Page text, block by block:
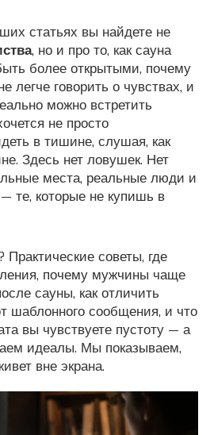
статьях вы найдете не
, но и про то, как сауна
более открытыми, почему
легче говорить о чувствах, и
можно встретить
не просто
в тишине, слушая, как
Здесь нет ловушек. Нет
места, реальные люди и
те, которые не купишь в
советы, где
почему мужчины чаще
сауны, как отличить
шаблонного сообщения, и что
вы чувствуете пустоту — а
идеалы. Мы показываем,
вне экрана.